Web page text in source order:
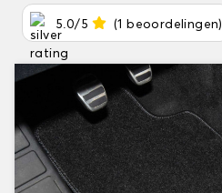
5.0/5 (1 beoordelingen)